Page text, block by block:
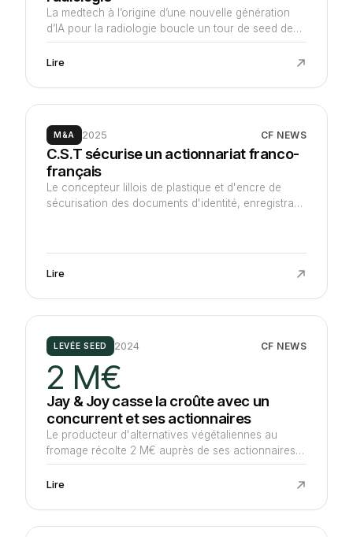
La medtech à l’origine d’une nouvelle génération
d’IA pour la radiologie boucle un tour de seed de
10 M€ auprès d’un pool d’investisseurs emmenés
par Newfund et Kurma Partners afin d’accélérer ses
américain et européen.
Lire
M&A 2025 CF NEWS
C.S.T sécurise un actionnariat franco-
français
Le concepteur lillois de plastique et d'encre de
sécurisation des documents d'identité, enregistrant
de-France (Finovam, FIRA et NFA) et la société
Lire
LEVÉE SEED 2024 CF NEWS
2 M€
Jay & Joy casse la croûte avec un
concurrent et ses actionnaires
Le producteur d'alternatives végétaliennes au
fromage récolte 2 M€ auprès de ses actionnaires
historiques dont High Flyers Capital, de Demeter,
de Beyond Impact et de Mindstone. Il reprend à la
Nouveaux Affineurs pour 300 K€.
Lire